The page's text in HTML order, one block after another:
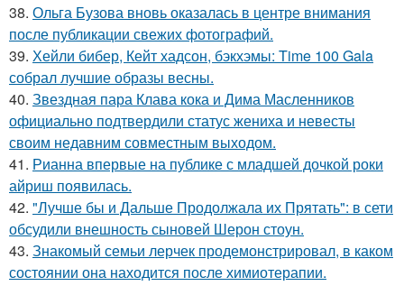
38. Ольга Бузова вновь оказалась в центре внимания
после публикации свежих фотографий.
39. Хейли бибер, Кейт хадсон, бэкхэмы: Time 100 Gala
собрал лучшие образы весны.
40. Звездная пара Клава кока и Дима Масленников
официально подтвердили статус жениха и невесты
своим недавним совместным выходом.
41. Рианна впервые на публике с младшей дочкой роки
айриш появилась.
42. "Лучше бы и Дальше Продолжала их Прятать": в сети
обсудили внешность сыновей Шерон стоун.
43. Знакомый семьи лерчек продемонстрировал, в каком
состоянии она находится после химиотерапии.